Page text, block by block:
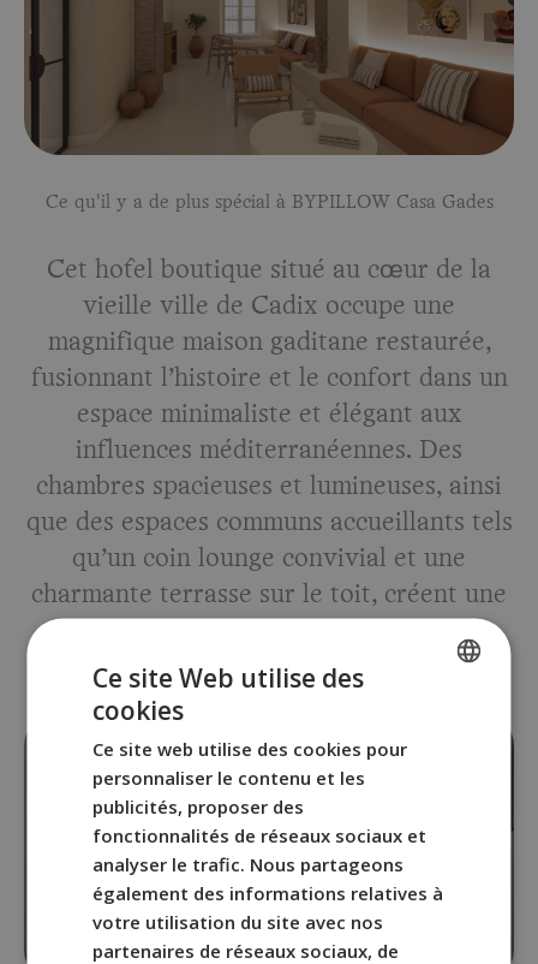
Ce qu'il y a de plus spécial à BYPILLOW Casa Gades
Cet hôtel boutique situé au cœur de la
vieille ville de Cadix occupe une
magnifique maison gaditane restaurée,
fusionnant l’histoire et le confort dans un
espace minimaliste et élégant aux
influences méditerranéennes. Des
chambres spacieuses et lumineuses, ainsi
que des espaces communs accueillants tels
qu’un coin lounge convivial et une
charmante terrasse sur le toit, créent une
ENGLISH
ITALIAN
Ce site Web utilise des
cookies
Ce site web utilise des cookies pour
personnaliser le contenu et les
publicités, proposer des
fonctionnalités de réseaux sociaux et
analyser le trafic. Nous partageons
également des informations relatives à
votre utilisation du site avec nos
partenaires de réseaux sociaux, de